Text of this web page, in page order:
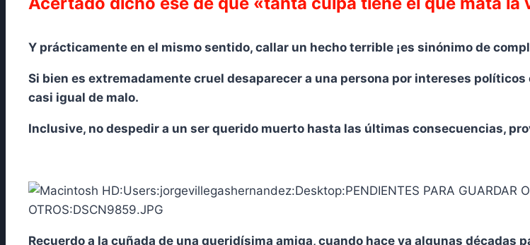
Y prácticamente en el mismo sentido, callar un hecho terrible ¡es sinónimo de
Si bien es extremadamente cruel desaparecer a una persona por intereses
casi igual de malo.
Inclusive, no despedir a un ser querido muerto hasta las últimas consecuencias,
Recuerdo a la cuñada de una queridísima amiga, cuando hace ya algunas décadas